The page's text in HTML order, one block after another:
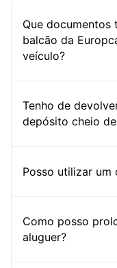
Que documentos
balcão da
veículo?
Tenho de
depósito cheio
Posso utilizar
Como posso
aluguer?